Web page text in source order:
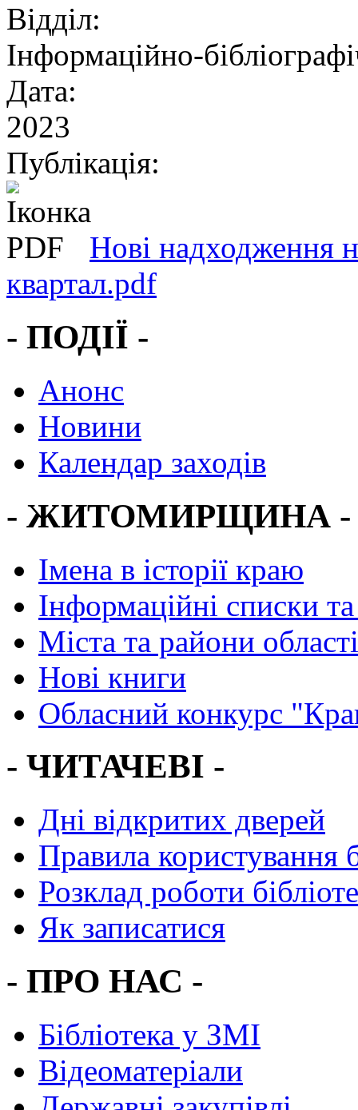
Відділ:
Інформаційно-
Дата:
2023
Публікація:
Нові надходження
квартал.pdf
- ПОДІЇ -
Анонс
Новини
Календар заходів
- ЖИТОМИРЩИНА -
Імена в історії краю
Інформаційні списки
Міста та райони області
Нові книги
Обласний конкурс
- ЧИТАЧЕВІ -
Дні відкритих дверей
Правила користування
Розклад роботи
Як записатися
- ПРО НАС -
Бібліотека у ЗМІ
Відеоматеріали